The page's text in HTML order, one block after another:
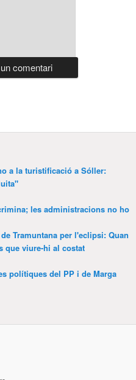
a la turistificació a Sóller:
les administracions no ho
Tramuntana per l'eclipsi: Quan
que viure-hi al costat
polítiques del PP i de Marga